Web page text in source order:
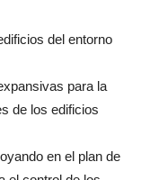
del entorno
para la
de los edificios
en el plan de